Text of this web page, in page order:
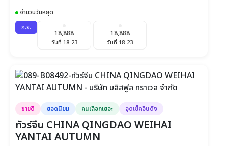
จำนวนวันหยุด
ก.ย.
18,888
วันที่ 18-23
18,888
วันที่ 18-23
ขายดี ยอดนิยม คนเลือกเยอะ จุดเช็คอินดัง
ทัวร์จีน CHINA QINGDAO WEIHAI
YANTAI AUTUMN